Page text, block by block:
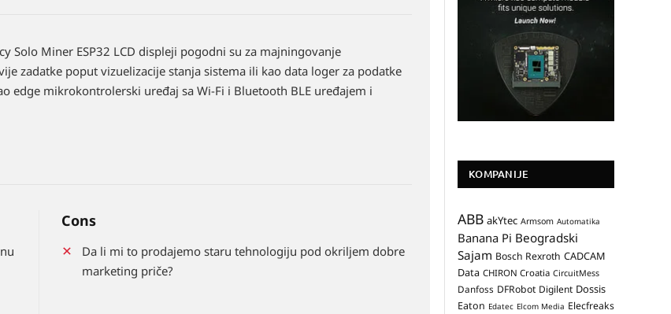
Solo Miner ESP32 LCD displeji pogodni su za majningovanje
zadatke poput vizuelizacije stanja sistema ili kao data loger za podatke
edge mikrokontrolerski uređaj sa Wi-Fi i Bluetooth BLE uređajem i
Cons
Da li mi to prodajemo staru tehnologiju pod okriljem dobre
marketing priče?
KOMPANIJE
ABB akYtec Armsom Automatika
Banana Pi Beogradski
Sajam Bosch Rexroth CADCAM
Data CHIRON Croatia CircuitMess
Danfoss DFRobot Digilent Dossis
Eaton Edatec Elcom Media Elecfreaks